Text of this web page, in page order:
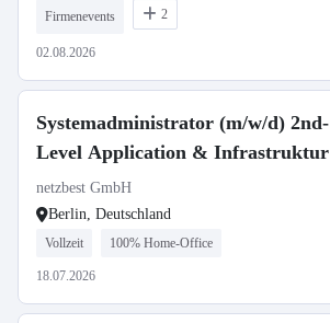
Firmenevents 2
02.08.2026
Systemadministrator (m/w/d) 2nd-
Level Application & Infrastruktur
netzbest GmbH
Berlin, Deutschland
Vollzeit 100% Home-Office
18.07.2026